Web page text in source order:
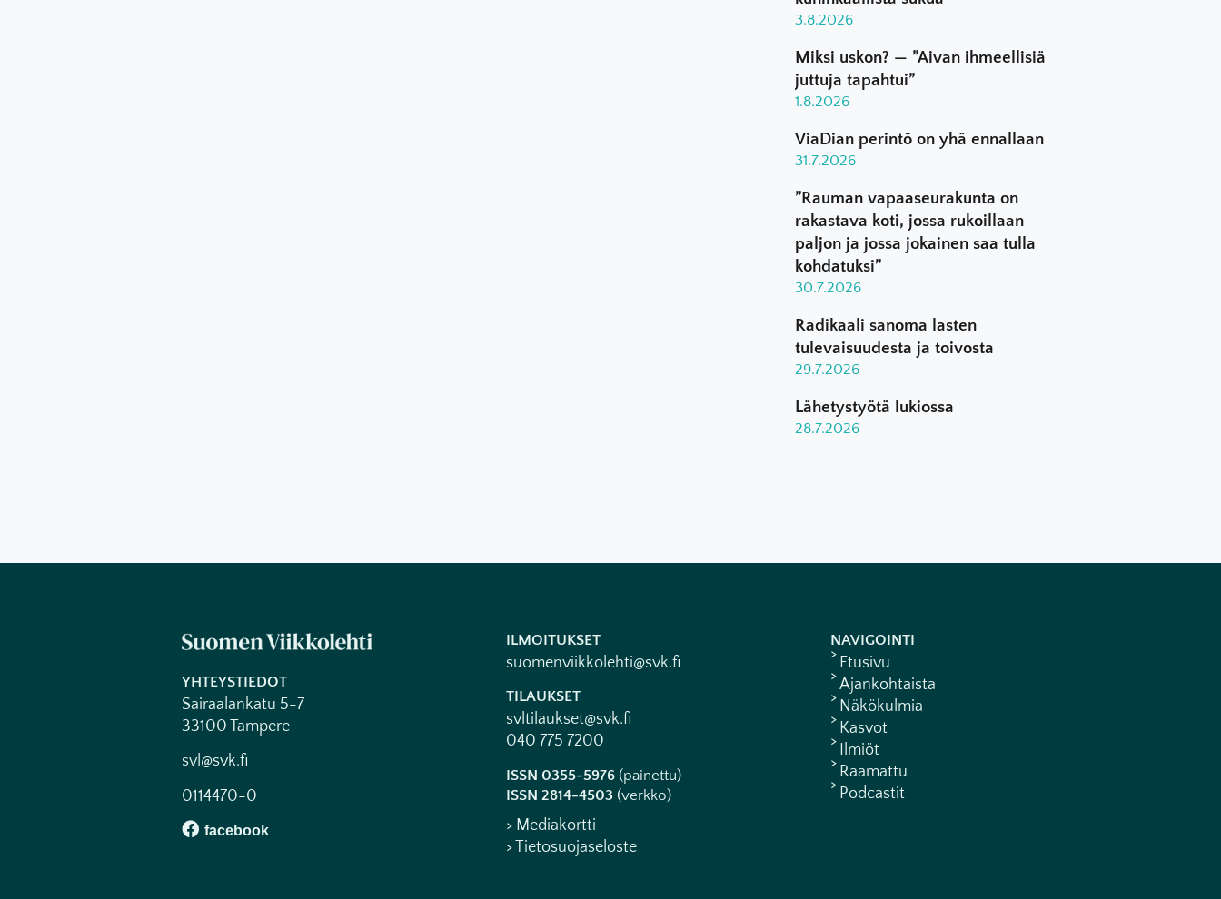
3.8.2026
Miksi uskon? — ”Aivan ihmeellisiä
juttuja tapahtui”
1.8.2026
ViaDian perintö on yhä ennallaan
31.7.2026
”Rauman vapaaseurakunta on
rakastava koti, jossa rukoillaan
paljon ja jossa jokainen saa tulla
kohdatuksi”
30.7.2026
Radikaali sanoma lasten
tulevaisuudesta ja toivosta
29.7.2026
Lähetystyötä lukiossa
28.7.2026
YHTEYSTIEDOT
Sairaalankatu 5-7
33100 Tampere
svl@svk.fi
0114470-0
ILMOITUKSET
suomenviikkolehti@svk.fi
TILAUKSET
svltilaukset@svk.fi
040 775 7200
ISSN 0355-5976(painettu)
ISSN 2814-4503 (verkko)
> Mediakortti
> Tietosuojaseloste
NAVIGOINTI
Etusivu
Ajankohtaista
Näkökulmia
Kasvot
Ilmiöt
Raamattu
Podcastit